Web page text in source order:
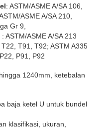
: ASTM/ASME A/SA 106,
ASME A/SA 210,
Gr 9,
: ASTM/ASME A/SA 213
T91, T92; ASTM A335
P91, P92
1240mm, ketebalan
baja ketel U untuk bundel
klasifikasi, ukuran,